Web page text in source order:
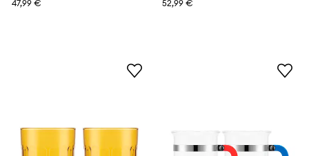
47,99 €
52,99 €